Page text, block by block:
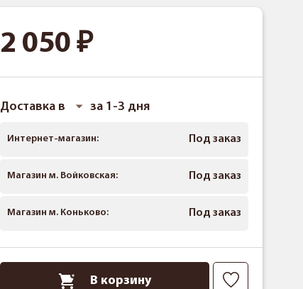
2 050
Доставка в за 1-3 дня
Интернет-магазин: Под заказ
Магазин м. Войковская: Под заказ
Магазин м. Коньково: Под заказ
В корзину